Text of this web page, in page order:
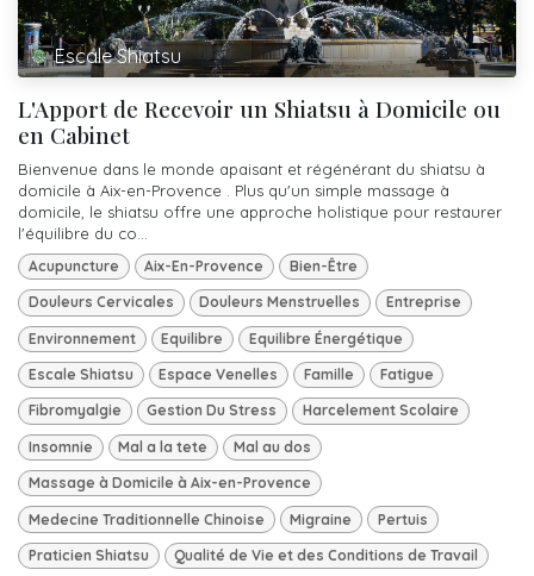
Escale Shiatsu
L'Apport de Recevoir un Shiatsu à Domicile ou
en Cabinet
Bienvenue dans le monde apaisant et régénérant du shiatsu à
domicile à Aix-en-Provence . Plus qu'un simple massage à
domicile, le shiatsu offre une approche holistique pour restaurer
l'équilibre du co...
Acupuncture Aix-En-Provence Bien-Être
Douleurs Cervicales Douleurs Menstruelles Entreprise
Environnement Equilibre Equilibre Énergétique
Escale Shiatsu Espace Venelles Famille Fatigue
Fibromyalgie Gestion Du Stress Harcelement Scolaire
Insomnie Mal a la tete Mal au dos
Massage à Domicile à Aix-en-Provence
Medecine Traditionnelle Chinoise Migraine Pertuis
Praticien Shiatsu Qualité de Vie et des Conditions de Travail